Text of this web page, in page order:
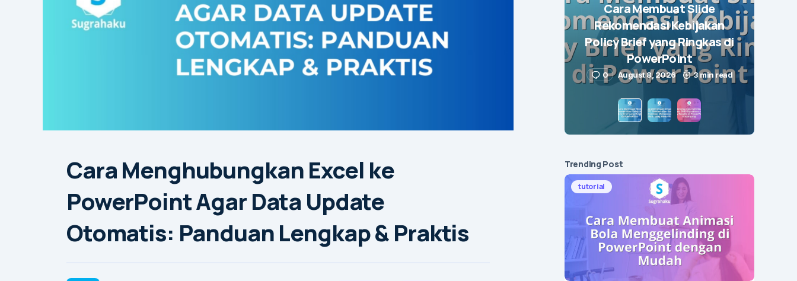
Cara Menghubungkan Excel ke
PowerPoint Agar Data Update
Otomatis: Panduan Lengkap & Praktis
Cara Membuat Slide
Rekomendasi Kebijakan
Policy Brief yang Ringkas di
PowerPoint
0 August 8, 2026 3 min read
Trending Post
tutorial